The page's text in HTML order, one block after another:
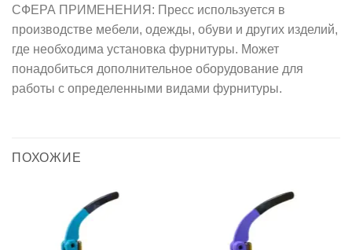
СФЕРА ПРИМЕНЕНИЯ: Пресс используется в
производстве мебели, одежды, обуви и других изделий,
где необходима установка фурнитуры. Может
понадобиться дополнительное оборудование для
работы с определенными видами фурнитуры.
ПОХОЖИЕ